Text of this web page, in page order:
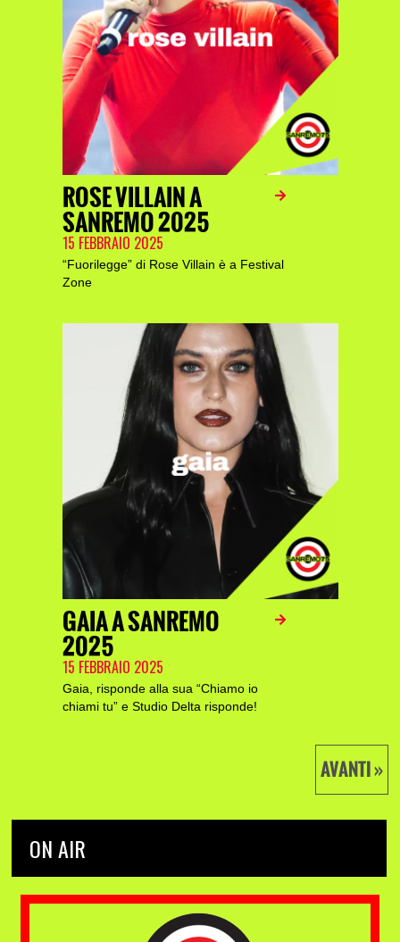
ROSE VILLAIN A
SANREMO 2025
15 FEBBRAIO 2025
“Fuorilegge” di Rose Villain è a Festival
Zone
GAIA A SANREMO
2025
15 FEBBRAIO 2025
Gaia, risponde alla sua “Chiamo io
chiami tu” e Studio Delta risponde!
AVANTI »
ON AIR